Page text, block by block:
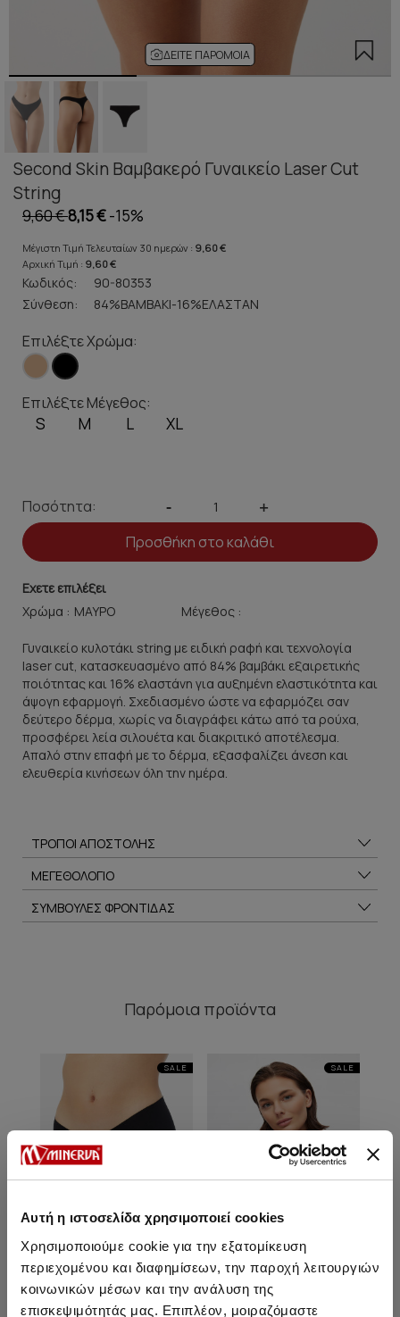
Αυτή η ιστοσελίδα χρησιμοποιεί cookies
Χρησιμοποιούμε cookie για την εξατομίκευση
περιεχομένου και διαφημίσεων, την παροχή λειτουργιών
κοινωνικών μέσων και την ανάλυση της
επισκεψιμότητάς μας. Επιπλέον, μοιραζόμαστε
ΔΕΊΤΕ ΠΑΡΌΜΟΙΑ
Second Skin Βαμβακερό Γυναικείο Laser Cut
String
9,60 €8,15 €-15%
Μέγιστη Τιμή Τελευταίων 30 ημερών : 9,60 €
Αρχική Τιμή : 9,60 €
Κωδικός:
90-80353
Σύνθεση:
84%ΒΑΜΒΑΚΙ-16%ΕΛΑΣΤΑΝ
Επιλέξτε Χρώμα:
Επιλέξτε Μέγεθος:
S M L XL
Ποσότητα: - +
Προσθήκη στο καλάθι
Εχετε επιλέξει
Χρώμα :
Μέγεθος :
Γυναικείο κυλοτάκι string με ειδική ραφή και τεχνολογία
laser cut, κατασκευασμένο από 84% βαμβάκι εξαιρετικής
ποιότητας και 16% ελαστάνη για αυξημένη ελαστικότητα και
άψογη εφαρμογή. Σχεδιασμένο ώστε να εφαρμόζει σαν
δεύτερο δέρμα, χωρίς να διαγράφει κάτω από τα ρούχα,
προσφέρει λεία σιλουέτα και διακριτικό αποτέλεσμα.
Απαλό στην επαφή με το δέρμα, εξασφαλίζει άνεση και
ελευθερία κινήσεων όλη την ημέρα.
ΤΡΟΠΟΙ ΑΠΟΣΤΟΛΗΣ
ΜΕΓΕΘΟΛΟΓΙΟ
ΣΥΜΒΟΥΛΕΣ ΦΡΟΝΤΙΔΑΣ
Παρόμοια προϊόντα
SALE
Second Skin Βαμβακερό
SALE
Basic Βαμβακερή